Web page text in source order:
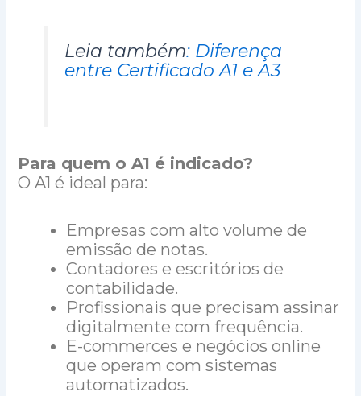
Leia também: Diferença
entre Certificado A1 e A3
Para quem o A1 é indicado?
O A1 é ideal para:
Empresas com alto volume de
emissão de notas.
Contadores e escritórios de
contabilidade.
Profissionais que precisam assinar
digitalmente com frequência.
E-commerces e negócios online
que operam com sistemas
automatizados.